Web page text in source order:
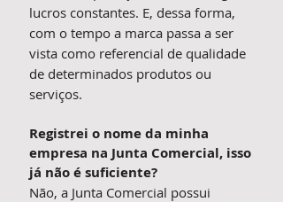
lucros constantes. E, dessa forma,
com o tempo a marca passa a ser
vista como referencial de qualidade
de determinados produtos ou
serviços.
Registrei o nome da minha
empresa na Junta Comercial, isso
já não é suficiente?
Não, a Junta Comercial possui